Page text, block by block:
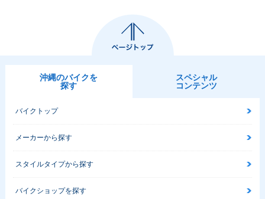
沖縄のバイクを
探す
スペシャル
コンテンツ
バイクトップ
メーカーから探す
スタイルタイプから探す
バイクショップを探す